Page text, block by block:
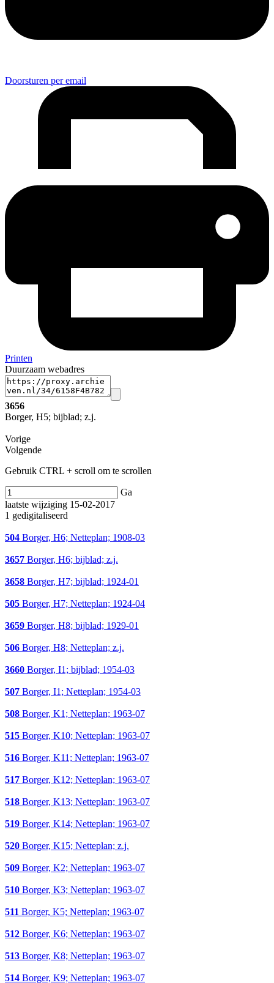
Doorsturen per email
Printen
Duurzaam webadres
3656
Borger, H5; bijblad; z.j.
Vorige
Volgende
Gebruik CTRL + scroll om te scrollen
Ga
laatste wijziging 15-02-2017
1 gedigitaliseerd
504 Borger, H6; Netteplan; 1908-03
3657 Borger, H6; bijblad; z.j.
3658 Borger, H7; bijblad; 1924-01
505 Borger, H7; Netteplan; 1924-04
3659 Borger, H8; bijblad; 1929-01
506 Borger, H8; Netteplan; z.j.
3660 Borger, I1; bijblad; 1954-03
507 Borger, I1; Netteplan; 1954-03
508 Borger, K1; Netteplan; 1963-07
515 Borger, K10; Netteplan; 1963-07
516 Borger, K11; Netteplan; 1963-07
517 Borger, K12; Netteplan; 1963-07
518 Borger, K13; Netteplan; 1963-07
519 Borger, K14; Netteplan; 1963-07
520 Borger, K15; Netteplan; z.j.
509 Borger, K2; Netteplan; 1963-07
510 Borger, K3; Netteplan; 1963-07
511 Borger, K5; Netteplan; 1963-07
512 Borger, K6; Netteplan; 1963-07
513 Borger, K8; Netteplan; 1963-07
514 Borger, K9; Netteplan; 1963-07